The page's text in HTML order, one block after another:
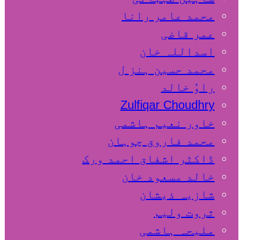
محمد عامر رانا
عمر قاضی
اسداللہ خان
محمد حسین ہنز ل
راوٗ خالد
Zulfiqar Choudhry
خاور نعیم ہاشمی
محمد فاروق چوہان
ڈاکٹر اشفاق احمد ورک
خالد مسعود خان
شازیہ ذیشان
ثروت ولیم
ملیحہ ہاشمی